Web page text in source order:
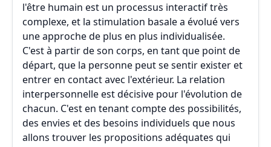
l'être humain est un processus interactif très
complexe, et la stimulation basale a évolué vers
une approche de plus en plus individualisée.
C'est à partir de son corps, en tant que point de
départ, que la personne peut se sentir exister et
entrer en contact avec l'extérieur. La relation
interpersonnelle est décisive pour l'évolution de
chacun. C'est en tenant compte des possibilités,
des envies et des besoins individuels que nous
allons trouver les propositions adéquates qui